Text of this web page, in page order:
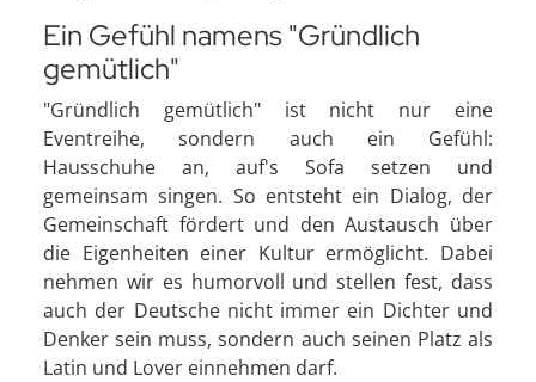
Ein Gefühl namens "Gründlich
gemütlich"
"Gründlich gemütlich" ist nicht nur eine
Eventreihe, sondern auch ein Gefühl:
Hausschuhe an, auf's Sofa setzen und
gemeinsam singen. So entsteht ein Dialog, der
Gemeinschaft fördert und den Austausch über
die Eigenheiten einer Kultur ermöglicht. Dabei
nehmen wir es humorvoll und stellen fest, dass
auch der Deutsche nicht immer ein Dichter und
Denker sein muss, sondern auch seinen Platz als
Latin und Lover einnehmen darf.